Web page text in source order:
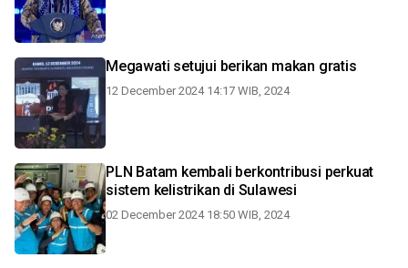
Megawati setujui berikan makan gratis
12 December 2024 14:17 WIB, 2024
PLN Batam kembali berkontribusi perkuat
sistem kelistrikan di Sulawesi
02 December 2024 18:50 WIB, 2024